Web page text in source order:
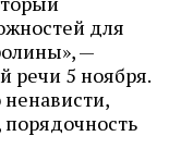
для
—
речи 5 ноября.
порядочность